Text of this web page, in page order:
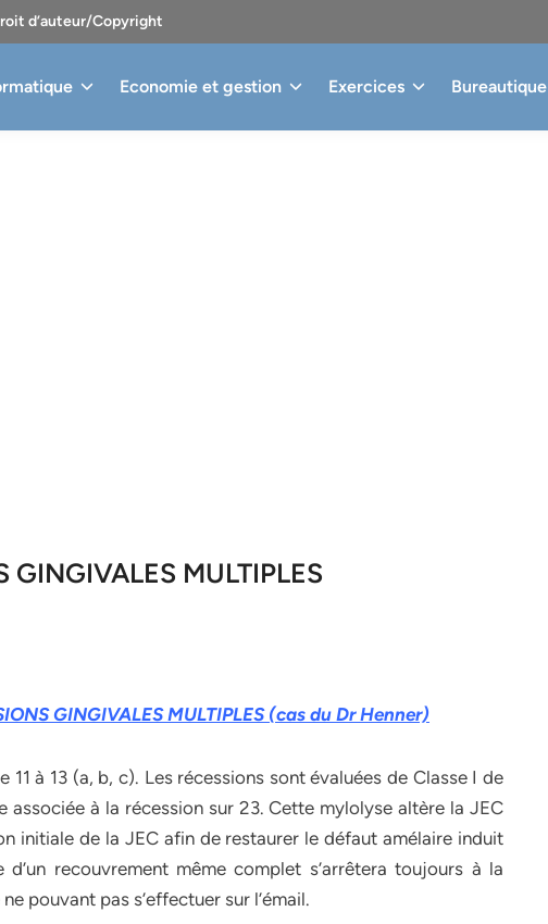
d’auteur/Copyright
Economie et gestion Exercices Bureautique
GINGIVALES MULTIPLES
GINGIVALES MULTIPLES (cas du Dr Henner)
à 13 (a, b, c). Les récessions sont évaluées de Classe I de
associée à la récession sur 23. Cette mylolyse altère la JEC
initiale de la JEC afin de restaurer le défaut amélaire induit
recouvrement même complet s’arrêtera toujours à la
pouvant pas s’effectuer sur l’émail.